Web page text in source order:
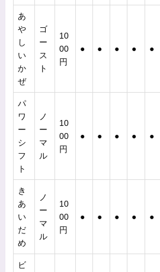
あ
や
し
い
か
ぜ
ゴ
ー
ス
ト
10
00
円
● ● ● ● ●
パ
ワ
ー
シ
フ
ト
ノ
ー
マ
ル
10
00
円
● ● ● ● ●
き
あ
い
だ
め
ノ
ー
マ
ル
10
00
円
● ● ● ● ●
ビ